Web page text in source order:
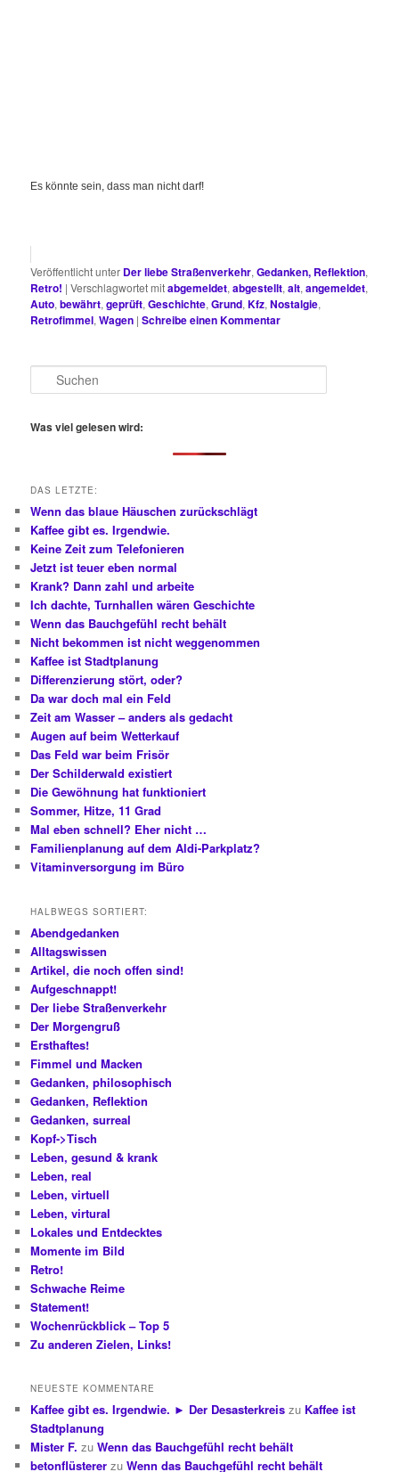
Es könnte sein, dass man nicht darf!
Veröffentlicht unter Der liebe Straßenverkehr,Gedanken, Reflektion,
Retro! |Verschlagwortet mitabgemeldet,abgestellt,alt,angemeldet,
Auto,bewährt,geprüft,Geschichte,Grund,Kfz,Nostalgie,
Retrofimmel,Wagen |Schreibe einen Kommentar
u
h
Was viel gelesen wird:
DAS LETZTE:
Wenn das blaue Häuschen zurückschlägt
Kaffee gibt es. Irgendwie.
Keine Zeit zum Telefonieren
Jetzt ist teuer eben normal
Krank? Dann zahl und arbeite
Ich dachte, Turnhallen wären Geschichte
Wenn das Bauchgefühl recht behält
Nicht bekommen ist nicht weggenommen
Kaffee ist Stadtplanung
Differenzierung stört, oder?
Da war doch mal ein Feld
Zeit am Wasser – anders als gedacht
Augen auf beim Wetterkauf
Das Feld war beim Frisör
Der Schilderwald existiert
Die Gewöhnung hat funktioniert
Sommer, Hitze, 11 Grad
Mal eben schnell? Eher nicht …
Familienplanung auf dem Aldi-Parkplatz?
Vitaminversorgung im Büro
HALBWEGS SORTIERT:
Abendgedanken
Alltagswissen
Artikel, die noch offen sind!
Aufgeschnappt!
Der liebe Straßenverkehr
Der Morgengruß
Ersthaftes!
Fimmel und Macken
Gedanken, philosophisch
Gedanken, Reflektion
Gedanken, surreal
Kopf->Tisch
Leben, gesund & krank
Leben, real
Leben, virtuell
Leben, virtural
Lokales und Entdecktes
Momente im Bild
Retro!
Schwache Reime
Statement!
Wochenrückblick – Top 5
Zu anderen Zielen, Links!
NEUESTE KOMMENTARE
Kaffee gibt es. Irgendwie. ► Der Desasterkreis zu Kaffee ist
Stadtplanung
Mister F. zuWenn das Bauchgefühl recht behält
betonflüsterer zuWenn das Bauchgefühl recht behält